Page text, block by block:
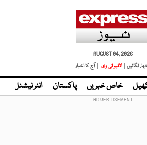
AUGUST 04, 2026
لگائیں |
لائیو ٹی وی | آج کا اخبار
خاص خبریں پاکستان انٹر نیشنل